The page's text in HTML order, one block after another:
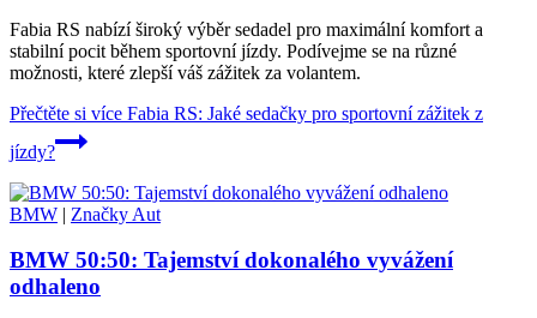
Fabia RS nabízí široký výběr sedadel pro maximální komfort a
stabilní pocit během sportovní jízdy. Podívejme se na různé
možnosti, které zlepší váš zážitek za volantem.
Přečtěte si více Fabia RS: Jaké sedačky pro sportovní zážitek z
jízdy?
BMW | Značky Aut
BMW 50:50: Tajemství dokonalého vyvážení
odhaleno